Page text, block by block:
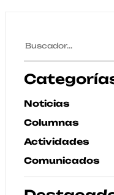
Noticias
Columnas
Actividades
Comunicados